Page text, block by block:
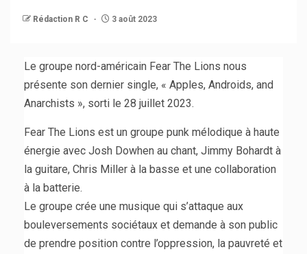
Rédaction R C 3 août 2023
Le groupe nord-américain Fear The Lions nous
présente son dernier single, « Apples, Androids, and
Anarchists », sorti le 28 juillet 2023.
Fear The Lions est un groupe punk mélodique à haute
énergie avec Josh Dowhen au chant, Jimmy Bohardt à
la guitare, Chris Miller à la basse et une collaboration
à la batterie.
Le groupe crée une musique qui s’attaque aux
bouleversements sociétaux et demande à son public
de prendre position contre l’oppression, la pauvreté et